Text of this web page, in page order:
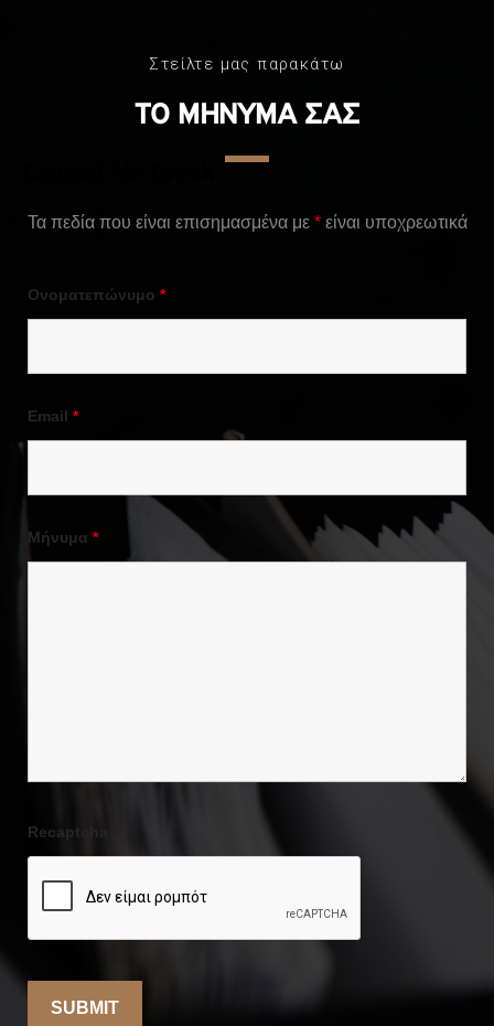
Στείλτε μας παρακάτω
ΤΟ ΜΗΝΥΜΑ ΣΑΣ
Τα πεδία που είναι επισημασμένα με *είναι υποχρεωτικά
Ονοματεπώνυμο *
Email *
Μήνυμα *
Recaptcha